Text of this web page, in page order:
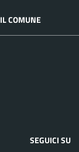
COMUNE
SEGUICI SU